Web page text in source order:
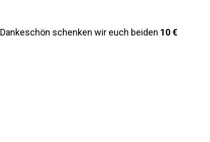
schenken wir euch beiden 10 €